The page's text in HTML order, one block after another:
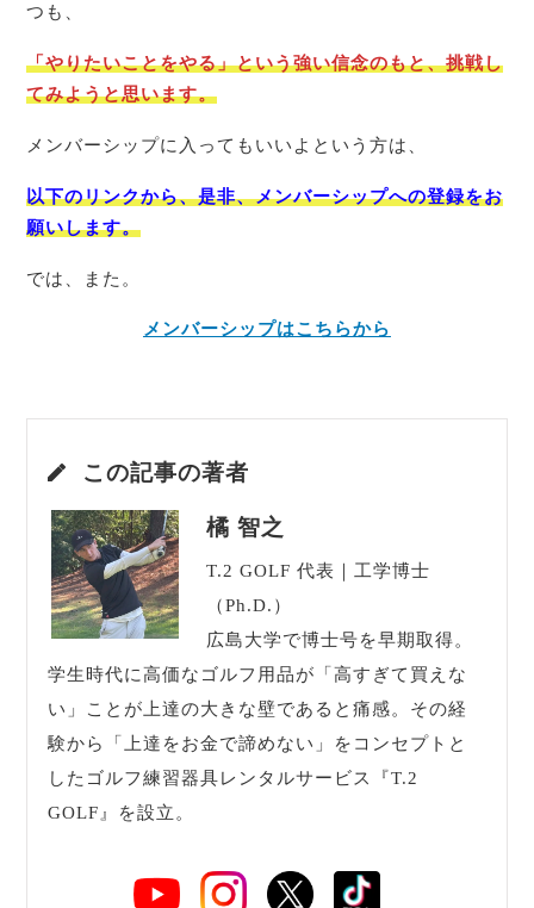
つも、
「やりたいことをやる」という強い信念のもと、挑戦し
てみようと思います。
メンバーシップに入ってもいいよという方は、
以下のリンクから、是非、メンバーシップへの登録をお
願いします。
では、また。
メンバーシップはこちらから
この記事の著者
橘 智之
T.2 GOLF 代表｜工学博士
（Ph.D.）
広島大学で博士号を早期取得。
学生時代に高価なゴルフ用品が「高すぎて買えな
い」ことが上達の大きな壁であると痛感。その経
験から「上達をお金で諦めない」をコンセプトと
したゴルフ練習器具レンタルサービス『T.2
GOLF』を設立。